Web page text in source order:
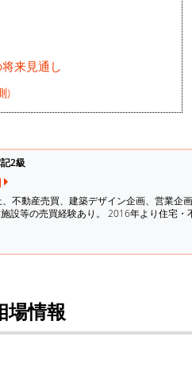
来見通し
)
2級
不動産売買、建築デザイン企画、営業企
設等の売買経験あり。 2016年より住宅
場情報